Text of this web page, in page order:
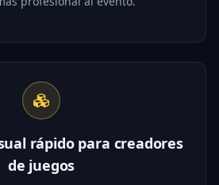
rápido para creadores
de juegos